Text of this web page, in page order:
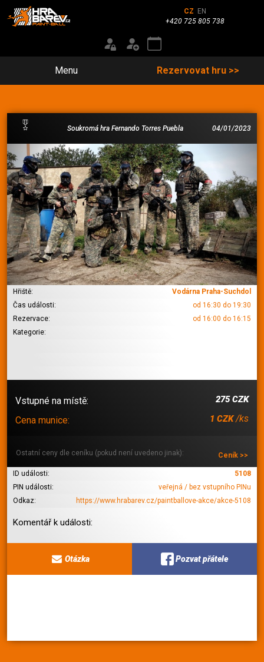
CZ
EN
+420 725 805 738
Menu Rezervovat hru >>
04/01/2023
Soukromá hra Fernando Torres Puebla
Hřiště:
Vodárna Praha-Suchdol
Čas události:
od 16:30 do 19:30
Rezervace:
od 16:00 do 16:15
Kategorie:
Vstupné na místě: 275 CZK
Cena munice: 1 CZK/ks
Ostatní ceny dle ceníku (pokud není uvedeno jinak): Ceník >>
ID události:
5108
PIN události:
veřejná / bez vstupního PINu
Odkaz:
https://www.hrabarev.cz/paintballove-akce/akce-5108
Komentář k události:
Otázka Pozvat přátele